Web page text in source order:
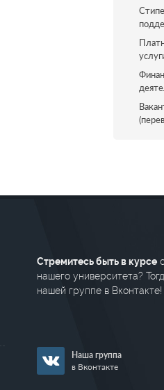
Стремитесь быть в курсе
нашего университета?
нашей группе в Вконтакте!
Наша группа
в Вконтакте